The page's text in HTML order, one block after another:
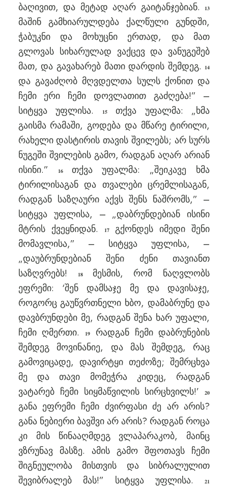
ბაღივით, და მეტად აღარ გაიტანჯებიან.
13
მაშინ გამხიარულდება ქალწული გუნდში,
ჭაბუკნი და მოხუცნი ერთად, და მათ
გლოვას სიხარულად ვაქცევ და ვანუგეშებ
მათ, და გავახარებ მათი დარდის შემდეგ.
14
და გავაძღობ მღვდელთა სულს ქონით და
ჩემი ერი ჩემი დოვლათით გაძღება!” –
სიტყვა უფლისა.
15თქვა უფალმა: „ხმა
გაისმა რამაში, გოდება და მწარე ტირილი,
რახელი დასტირის თავის შვილებს; არ სურს
ნუგეში შვილების გამო, რადგან აღარ არიან
ისინი.”
16 თქვა უფალმა: „შეიკავე ხმა
ტირილისაგან და თვალები ცრემლისაგან,
რადგან საზღაური აქვს შენს ნაშრომს,” –
სიტყვა უფლისა, – „დაბრუნდებიან ისინი
მტრის ქვეყნიდან.
17 გქონდეს იმედი შენი
მომავლისა,” – სიტყვა უფლისა, –
„დაუბრუნდებიან შენი ძენი თავიანთ
საზღვრებს!
18
მესმის, რომ ნაღვლობს
ეფრემი: ‘შენ დამსაჯე მე და დავისაჯე,
როგორც გაუწვრთნელი ხბო, დამაბრუნე და
დავბრუნდები მე, რადგან შენა ხარ უფალი,
ჩემი ღმერთი.
19
რადგან ჩემი დაბრუნების
შემდეგ მოვინანიე, და მას შემდეგ, რაც
გამოვიცადე, დავირტყი თეძოზე; შემრცხვა
მე და თავი მომეჭრა კიდეც, რადგან
ვატარებ ჩემი სიყმაწვილის სირცხვილს!’20
განა ეფრემი ჩემი ძვირფასი ძე არ არის?
განა ნებიერი ბავშვი არ არის? რადგან როცა
კი მის წინააღმდეგ ვლაპარაკობ, მაინც
ვზრუნავ მასზე. ამის გამო შფოთავს ჩემი
შიგნეულობა მისთვის და სიბრალულით
შევიბრალებ მას!” სიტყვა უფლისა.21